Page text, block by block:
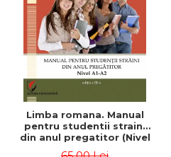
Limba romana. Manual
pentru studentii straini
din anul pregatitor (Nivel